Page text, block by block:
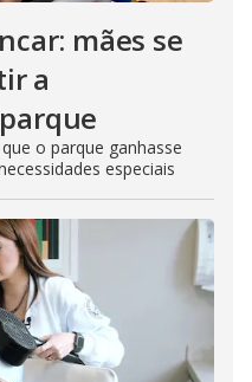
mães se
a
o parque ganhasse
especiais